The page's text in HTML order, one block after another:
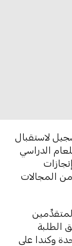
لاستقبال
الدراسي
المجالات
المتقدِّمين
الطلبة
وكندا على